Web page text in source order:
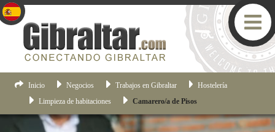
Inicio Negocios Trabajos en Gibraltar
Hostelería
Limpieza de habitaciones
Camarero/a de Pisos